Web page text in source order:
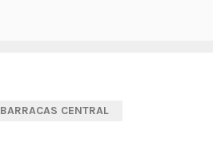
BARRACAS CENTRAL